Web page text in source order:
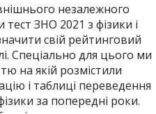
незалежного
ЗНО 2021 з фізики і
свій рейтинговий
Спеціально для цього ми
на якій розмістили
і таблиці переведення
за попередні роки.